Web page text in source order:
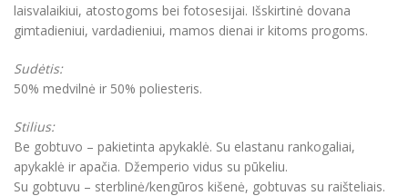
laisvalaikiui, atostogoms bei fotosesijai. Išskirtinė dovana
gimtadieniui, vardadieniui, mamos dienai ir kitoms progoms.
Sudėtis:
50% medvilnė ir 50% poliesteris.
Stilius:
Be gobtuvo – pakietinta apykaklė. Su elastanu rankogaliai,
apykaklė ir apačia. Džemperio vidus su pūkeliu.
Su gobtuvu – sterblinė/kengūros kišenė, gobtuvas su raišteliais.